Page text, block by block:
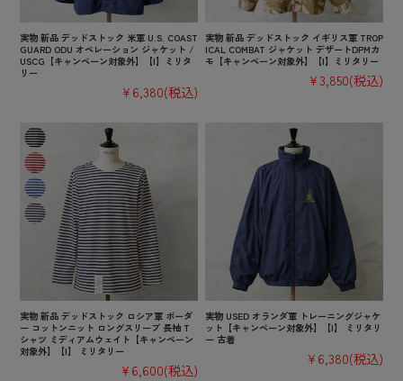
実物 新品 デッドストック 米軍 U.S. COAST
GUARD ODU オペレーション ジャケット /
USCG【キャンペーン対象外】【I】ミリタ
リー
¥6,380(税込)
実物 新品 デッドストック イギリス軍 TROP
ICAL COMBAT ジャケット デザートDPMカ
モ【キャンペーン対象外】【I】ミリタリー
¥3,850(税込)
実物 新品 デッドストック ロシア軍 ボーダ
ー コットンニット ロングスリーブ 長袖 T
シャツ ミディアムウェイト【キャンペーン
対象外】【I】 ミリタリー
¥6,600(税込)
実物 USED オランダ軍 トレーニングジャケ
ット【キャンペーン対象外】【I】 ミリタリ
ー 古着
¥6,380(税込)